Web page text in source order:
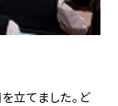
立てました。ど